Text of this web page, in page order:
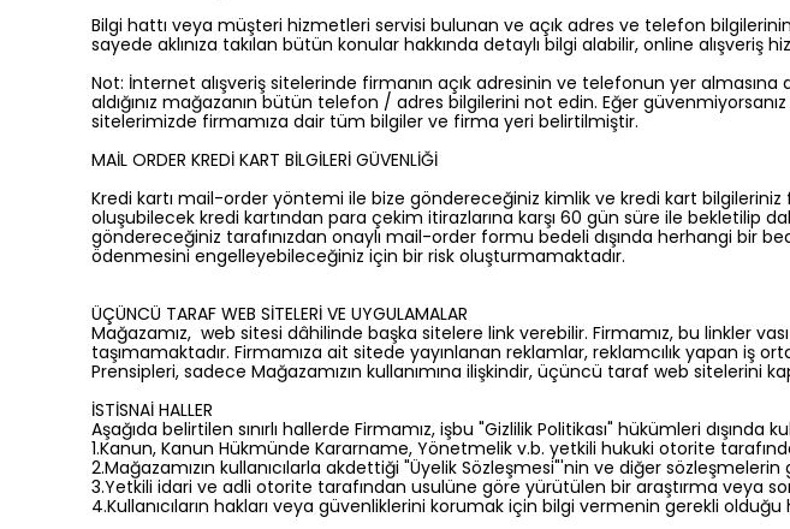
Bilgi hattı veya müşteri hizmetleri servisi bulunan ve açık adres ve telefon
sayede aklınıza takılan bütün konular hakkında detaylı bilgi alabilir, online
Not: İnternet alışveriş sitelerinde firmanın açık adresinin ve telefonun yer
aldığınız mağazanın bütün telefon / adres bilgilerini not edin. Eğer
sitelerimizde firmamıza dair tüm bilgiler ve firma yeri belirtilmiştir.
MAİL ORDER KREDİ KART BİLGİLERİ GÜVENLİĞİ
Kredi kartı mail-order yöntemi ile bize göndereceğiniz kimlik ve kredi kart bilgileriniz
oluşubilecek kredi kartından para çekim itirazlarına karşı 60 gün süre ile bekletilip
göndereceğiniz tarafınızdan onaylı mail-order formu bedeli dışında herhangi bir
ödenmesini engelleyebileceğiniz için bir risk oluşturmamaktadır.
ÜÇÜNCÜ TARAF WEB SİTELERİ VE UYGULAMALAR
Mağazamız, web sitesi dâhilinde başka sitelere link verebilir. Firmamız, bu linkler
taşımamaktadır. Firmamıza ait sitede yayınlanan reklamlar, reklamcılık yapan iş
Prensipleri, sadece Mağazamızın kullanımına ilişkindir, üçüncü taraf web sitelerini
İSTİSNAİ HALLER
Aşağıda belirtilen sınırlı hallerde Firmamız, işbu "Gizlilik Politikası" hükümleri
1.Kanun, Kanun Hükmünde Kararname, Yönetmelik v.b. yetkili hukuki otorite
2.Mağazamızın kullanıcılarla akdettiği "Üyelik Sözleşmesi"'nin ve diğer
3.Yetkili idari ve adli otorite tarafından usulüne göre yürütülen bir araştırma veya
4.Kullanıcıların hakları veya güvenliklerini korumak için bilgi vermenin gerekli olduğu